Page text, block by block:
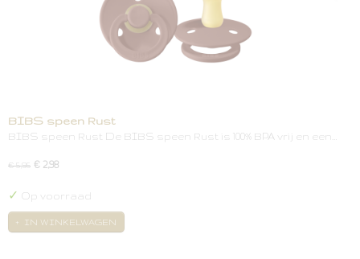
BIBS speen Rust
BIBS speen Rust De BIBS speen Rust is 100% BPA vrij en een…
€ 5,95 € 2,98
✓ Op voorraad
IN WINKELWAGEN